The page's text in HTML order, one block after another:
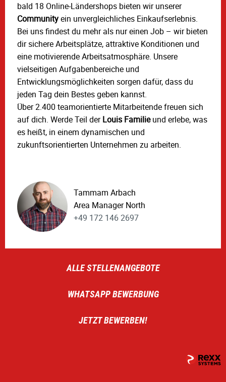
bald 18 Online-Ländershops bieten wir unserer
Communityein unvergleichliches Einkaufserlebnis.
Bei uns findest du mehr als nur einen Job – wir bieten
dir sichere Arbeitsplätze, attraktive Konditionen und
eine motivierende Arbeitsatmosphäre. Unsere
vielseitigen Aufgabenbereiche und
Entwicklungsmöglichkeiten sorgen dafür, dass du
jeden Tag dein Bestes geben kannst.
Über 2.400 teamorientierte Mitarbeitende freuen sich
auf dich. Werde Teil derLouis Familieund erlebe, was
es heißt, in einem dynamischen und
zukunftsorientierten Unternehmen zu arbeiten.
Tammam Arbach
Area Manager North
+49 172 146 2697
ALLE STELLENANGEBOTE
WHATSAPP BEWERBUNG
JETZT BEWERBEN!